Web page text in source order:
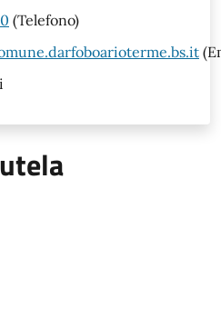
(Telefono)